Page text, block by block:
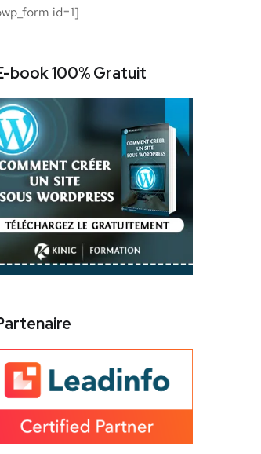
id=1]
book 100% Gratuit